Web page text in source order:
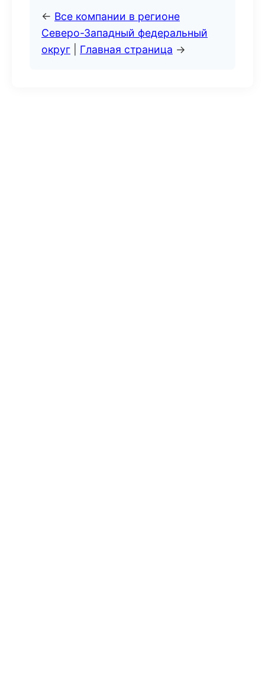
← Все компании в регионе
Северо-Западный федеральный
округ
Главная страница →